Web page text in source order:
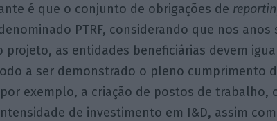
é que o conjunto de obrigações de
PTRF, considerando que nos anos
projeto, as entidades beneficiárias devem
a ser demonstrado o pleno cumprimento
exemplo, a criação de postos de trabalho,
de investimento em I&D, assim